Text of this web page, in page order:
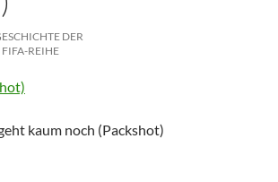
DER
REIHE
kaum noch (Packshot)